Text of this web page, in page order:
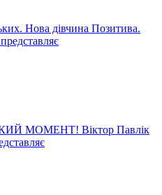
Нова дівчина Позитива.
МОМЕНТ! Віктор Павлік